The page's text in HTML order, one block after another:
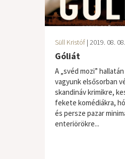
Süll Kristóf | 2019. 08. 08.
Góliát
A „svéd mozi”
vagyunk elsősorban
skandináv krimikre,
fekete komédiákra,
és persze pazar
enteriörökre...